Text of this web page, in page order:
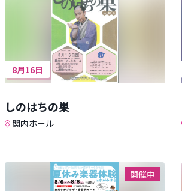
8月16日
しのはちの巣
関内ホール
開催中